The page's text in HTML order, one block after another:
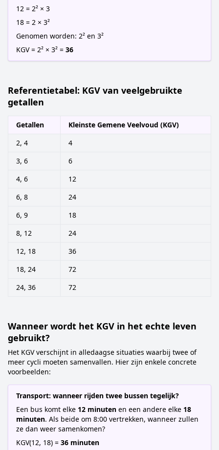
12 = 2² × 3
18 = 2 × 3²
Genomen worden: 2² en 3²
KGV = 2² × 3² = 36
Referentietabel: KGV van veelgebruikte
getallen
Getallen
Kleinste Gemene Veelvoud (KGV)
2, 4
4
3, 6
6
4, 6
12
6, 8
24
6, 9
18
8, 12
24
12, 18
36
18, 24
72
24, 36
72
Wanneer wordt het KGV in het echte leven
gebruikt?
Het KGV verschijnt in alledaagse situaties waarbij twee of
meer cycli moeten samenvallen. Hier zijn enkele concrete
voorbeelden:
Transport: wanneer rijden twee bussen tegelijk?
Een bus komt elke 12 minuten en een andere elke 18
minuten. Als beide om 8:00 vertrekken, wanneer zullen
ze dan weer samenkomen?
KGV(12, 18) = 36 minuten